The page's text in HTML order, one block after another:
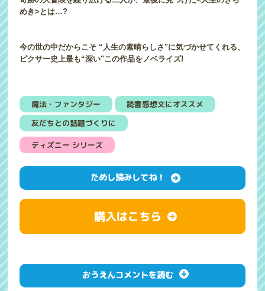
めき>とは…?
今の世の中だからこそ “人生の素晴らしさ"に気づかせてくれる、
ピクサー史上最も“深い"この作品をノベライズ!
魔法・ファンタジー
読書感想文にオススメ
友だちとの話題づくりに
ディズニー シリーズ
ためし読みしてね！
購入はこちら
おうえんコメントを読む